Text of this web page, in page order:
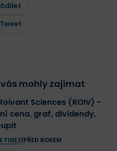
Sdílet
Tweet
vás mohly zajímat
Sciences (ROIV) -
cena, graf, dividendy,
FINEX| PŘED ROKEM